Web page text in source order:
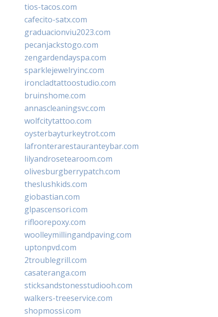
tios-tacos.com
cafecito-satx.com
graduacionviu2023.com
pecanjackstogo.com
zengardendayspa.com
sparklejewelryinc.com
ironcladtattoostudio.com
bruinshome.com
annascleaningsvc.com
wolfcitytattoo.com
oysterbayturkeytrot.com
lafronterarestauranteybar.com
lilyandrosetearoom.com
olivesburgberrypatch.com
theslushkids.com
giobastian.com
glpascensori.com
rifloorepoxy.com
woolleymillingandpaving.com
uptonpvd.com
2troublegrill.com
casateranga.com
sticksandstonesstudiooh.com
walkers-treeservice.com
shopmossi.com